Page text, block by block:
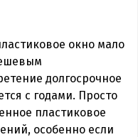
окно мало
долгосрочное
с годами. Просто
пластиковое
особенно если